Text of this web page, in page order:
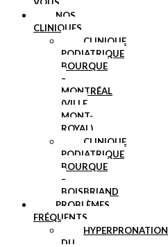
NOS
CLINIQUES
CLINIQUE
PODIATRIQUE
BOURQUE
–
MONTRÉAL
(VILLE
MONT-
ROYAL)
CLINIQUE
PODIATRIQUE
BOURQUE
–
BOISBRIAND
PROBLÈMES
FRÉQUENTS
HYPERPRONATION
DU